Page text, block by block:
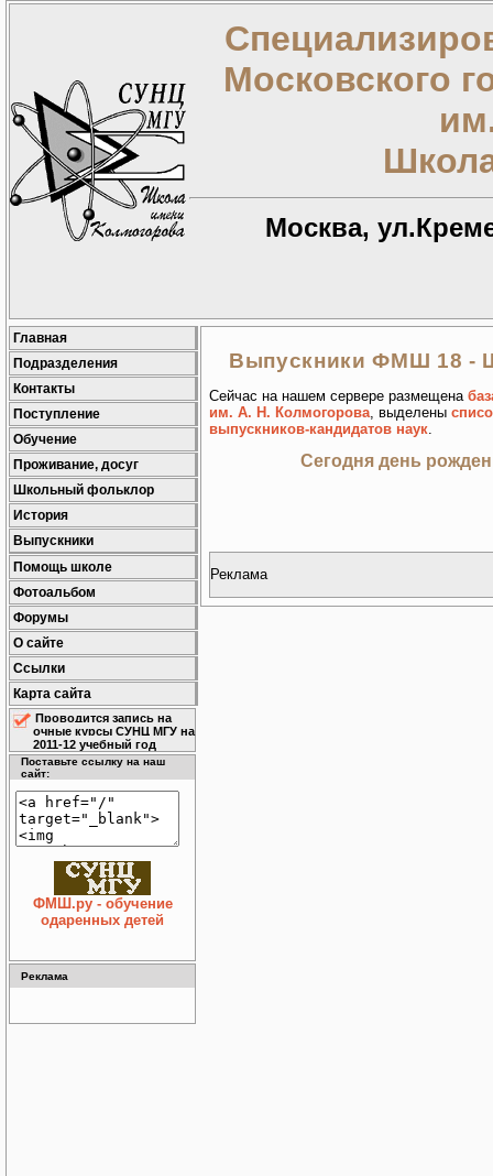
Московского
Москва,
Главная
Подразделения
Контакты
Поступление
Обучение
Проживание, досуг
Школьный фольклор
История
Выпускники
Помощь школе
Фотоальбом
Форумы
О сайте
Ссылки
Карта сайта
Проводится запись на
очные курсы СУНЦ МГУ на
2011-12 учебный год
Поставьте ссылку на наш
сайт:
ФМШ.ру - обучение
одаренных детей
Реклама
Выпускники ФМШ 18 -
Сейчас на нашем сервере размещена
им. А. Н. Колмогорова , выделены
выпускников-кандидатов наук
Сегодня день
Реклама